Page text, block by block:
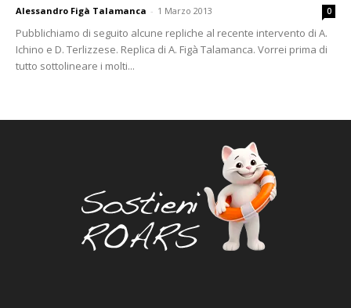
Alessandro Figà Talamanca - 1 Marzo 2013 0
Pubblichiamo di seguito alcune repliche al recente intervento di A.
Ichino e D. Terlizzese. Replica di A. Figà Talamanca. Vorrei prima di
tutto sottolineare i molti...